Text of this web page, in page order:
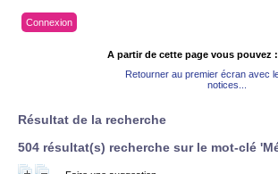
Connexion
A partir de cette page vous pouvez :
Retourner au premier écran avec
notices...
Résultat de la recherche
504 résultat(s) recherche sur le mot-clé